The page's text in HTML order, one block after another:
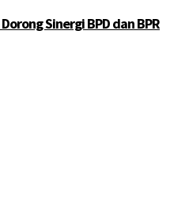
Sinergi BPD dan BPR